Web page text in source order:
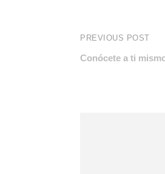
PREVIOUS POST
Conócete a ti